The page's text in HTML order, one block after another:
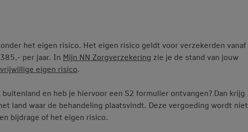
het eigen risico. Het eigen risico geldt voor verzekerden vanaf
per jaar. In Mijn NN Zorgverzekering zie je de stand van jouw
eigen risico.
en heb je hiervoor een S2 formulier ontvangen? Dan krijg
land waar de behandeling plaatsvindt. Deze vergoeding wordt niet
bijdrage of het eigen risico.